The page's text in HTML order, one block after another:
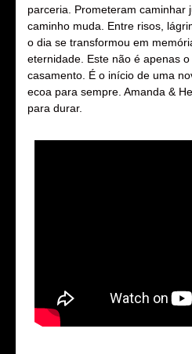
parceria. Prometeram caminhar
caminho muda. Entre risos,
o dia se transformou em
eternidade. Este não é apenas
casamento. É o início de uma
ecoa para sempre. Amanda &
para durar.